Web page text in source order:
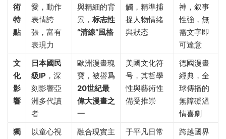
術
特
點
愛，動作
表情誇
張，富有
表現力
與精細的背
景， 标志性
“清線”風格
觸，精準捕
捉人物情緒
與狀态
神，叙事
性強，無
需文字即
可達意
文
化
影
響
日本國民
級IP ，深
刻影響亞
洲多代讀
者
歐洲漫畫瑰
寶，被譽爲
20世紀最
偉大漫畫之
一
美國文化符
号，其哲學
性與藝術性
備受推崇
德國漫畫
經典，全
球傳播的
無障礙溫
情喜劇
獨
以童心視
融合現實主
于平凡日常
跨越國界